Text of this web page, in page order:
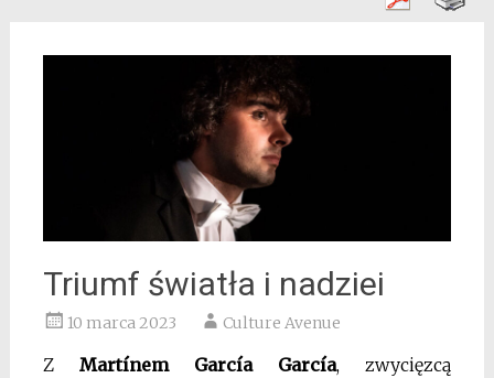
Triumf światła i nadziei
10 marca 2023 Culture Avenue
Z Martínem García García, zwycięzcą